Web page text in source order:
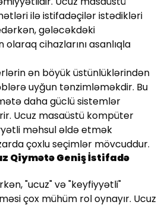
ilə istifadəçilər istədikləri
gələcəkdəki
cihazlarını asanlıqla
ən böyük üstünlüklərindən
uyğun tənzimləməkdir. Bu
daha güclü sistemlər
Ucuz masaüstü kompüter
məhsul əldə etmək
çoxlu seçimlər mövcuddur.
Qiymətə Geniş İstifadə
"ucuz" və "keyfiyyətli"
çox mühüm rol oynayır. Ucuz